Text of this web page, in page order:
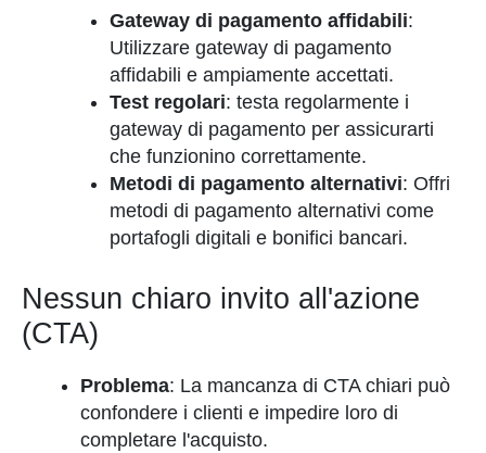
Gateway di pagamento affidabili:
Utilizzare gateway di pagamento
affidabili e ampiamente accettati.
Test regolari: testa regolarmente i
gateway di pagamento per assicurarti
che funzionino correttamente.
Metodi di pagamento alternativi: Offri
metodi di pagamento alternativi come
portafogli digitali e bonifici bancari.
Nessun chiaro invito all'azione
(CTA)
Problema: La mancanza di CTA chiari può
confondere i clienti e impedire loro di
completare l'acquisto.